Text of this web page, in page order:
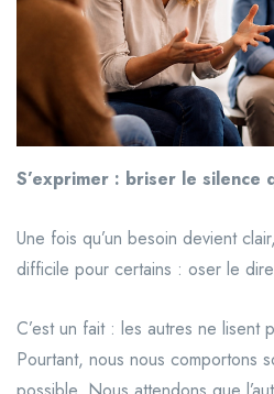
S’exprimer : briser le silence
Une fois qu’un besoin devient
difficile pour certains : oser le
C’est un fait : les autres ne lisent
Pourtant, nous nous comportons